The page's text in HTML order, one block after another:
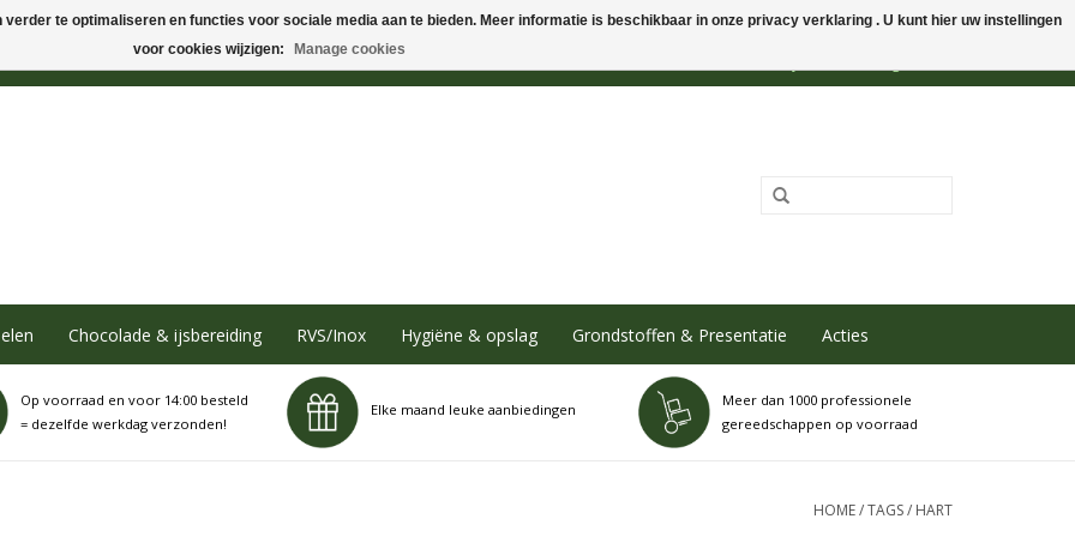
Chocolade & ijsbereiding RVS/Inox Hygiëne & opslag Grondstoffen & Presentatie Acties
Op voorraad en voor 14:00 besteld
= dezelfde werkdag verzonden!
Elke maand leuke aanbiedingen
Meer dan 1000 professionele
gereedschappen op voorraad
HOME/TAGS/ HART
te optimaliseren en functies voor sociale media aan te bieden. Meer informatie is beschikbaar in onze privacy verklaring . U kunt hier uw instellingen
voor cookies wijzigen:
Manage cookies